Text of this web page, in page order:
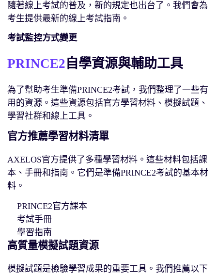
隨著線上考試的普及，新的規定也出台了。我們會為
考生提供最新的線上考試指南。
考試監控方式變更
PRINCE2 自學資源與輔助工具
為了幫助考生準備PRINCE2考試，我們整理了一些有
用的資源。這些資源包括官方學習材料、模擬試題、
學習社群和線上工具。
官方推薦學習材料清單
AXELOS官方提供了多種學習材料。這些材料包括課
本、手冊和指南。它們是準備PRINCE2考試的基本材
料。
PRINCE2官方課本
考試手冊
學習指南
高質量模擬試題資源
模擬試題是檢驗學習成果的重要工具。我們推薦以下